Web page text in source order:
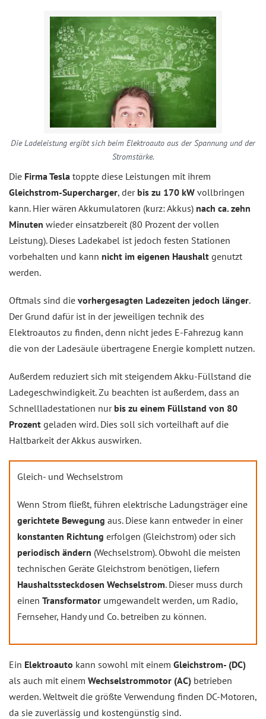
Die Ladeleistung ergibt sich beim Elektroauto aus der Spannung und der
Stromstärke.
Die Firma Tesla toppte diese Leistungen mit ihrem
Gleichstrom-Supercharger, der bis zu 170 kW vollbringen
kann. Hier wären Akkumulatoren (kurz: Akkus) nach ca. zehn
Minuten wieder einsatzbereit (80 Prozent der vollen
Leistung). Dieses Ladekabel ist jedoch festen Stationen
vorbehalten und kann nicht im eigenen Haushalt genutzt
werden.
Oftmals sind die vorhergesagten Ladezeiten jedoch länger.
Der Grund dafür ist in der jeweiligen technik des
Elektroautos zu finden, denn nicht jedes E-Fahrezug kann
die von der Ladesäule übertragene Energie komplett nutzen.
Außerdem reduziert sich mit steigendem Akku-Füllstand die
Ladegeschwindigkeit. Zu beachten ist außerdem, dass an
Schnellladestationen nur bis zu einem Füllstand von 80
Prozent geladen wird. Dies soll sich vorteilhaft auf die
Haltbarkeit der Akkus auswirken.
Gleich- und Wechselstrom
Wenn Strom fließt, führen elektrische Ladungsträger eine
gerichtete Bewegung aus. Diese kann entweder in einer
konstanten Richtung erfolgen (Gleichstrom) oder sich
periodisch ändern (Wechselstrom). Obwohl die meisten
technischen Geräte Gleichstrom benötigen, liefern
Haushaltssteckdosen Wechselstrom. Dieser muss durch
einen Transformator umgewandelt werden, um Radio,
Fernseher, Handy und Co. betreiben zu können.
Ein Elektroauto kann sowohl mit einem Gleichstrom- (DC)
als auch mit einem Wechselstrommotor (AC) betrieben
werden. Weltweit die größte Verwendung finden DC-Motoren,
da sie zuverlässig und kostengünstig sind.